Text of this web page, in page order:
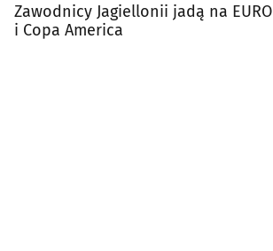
Zawodnicy Jagiellonii jadą na EURO
i Copa America